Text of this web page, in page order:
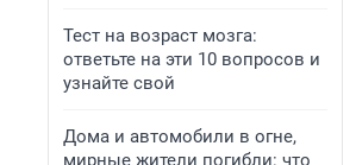
Тест на возраст мозга:
ответьте на эти 10 вопросов и
узнайте свой
Дома и автомобили в огне,
мирные жители погибли: что